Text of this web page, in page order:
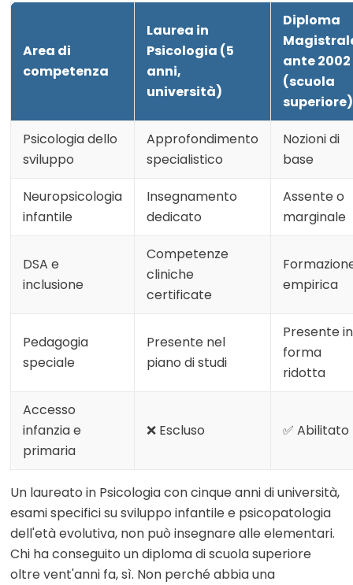
Area di
competenza
Laurea in
Psicologia (5
anni,
università)
Diploma
ante 2002
(scuola
superiore)
Psicologia dello
sviluppo
Approfondimento
specialistico
Nozioni di
base
Neuropsicologia
infantile
Insegnamento
dedicato
Assente o
marginale
DSA e
inclusione
Competenze
cliniche
certificate
empirica
Pedagogia
speciale
Presente nel
piano di studi
Presente in
forma
ridotta
Accesso
infanzia e
primaria
❌ Escluso ✅ Abilitato
Un laureato in Psicologia con cinque anni di università,
esami specifici su sviluppo infantile e psicopatologia
dell'età evolutiva, non può insegnare alle elementari.
Chi ha conseguito un diploma di scuola superiore
oltre vent'anni fa, sì. Non perché abbia una